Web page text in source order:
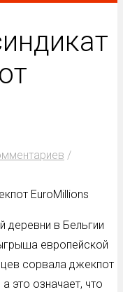
/
деревни в Бельгии
европейской
сорвала джекпот
это означает, что